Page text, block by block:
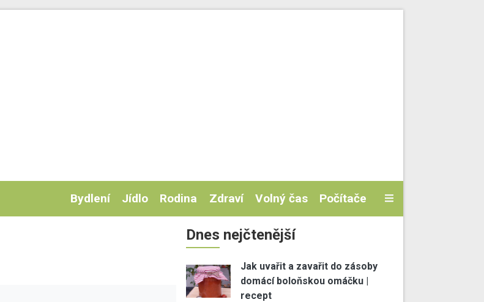
Bydlení Jídlo Rodina Zdraví Volný čas Počítače
Dnes nejčtenější
Jak uvařit a zavařit do zásoby
domácí boloňskou omáčku |
recept